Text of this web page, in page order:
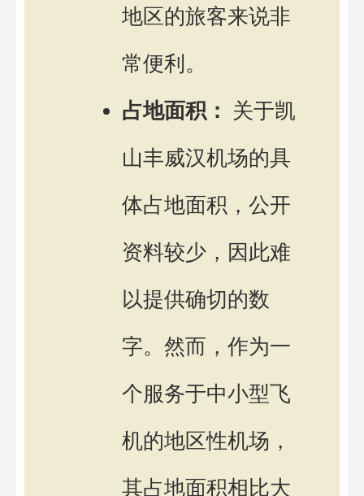
地区的旅客来说非
常便利。
占地面积： 关于凯
山丰威汉机场的具
体占地面积，公开
资料较少，因此难
以提供确切的数
字。然而，作为一
个服务于中小型飞
机的地区性机场，
其占地面积相比大